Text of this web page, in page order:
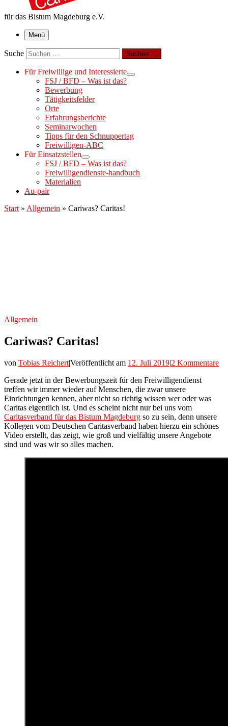
für das Bistum Magdeburg e.V.
Menü
Suche Suchen …
Für Freiwillige und Interessierte
FSJ / BFD – Was ist das?
Bewerbung
Tätigkeitsfelder
Orte
Erfahrungsberichte
Seminarwochen
Tipps für den Schnuppertag
Freiwilligen-ABC
Für Einsatzstellen
FSJ / BFD – Was ist das?
Freiwilligendienste-handbuch
Materialien
Au-pair
Start » Allgemein » Cariwas? Caritas!
Allgemein
Cariwas? Caritas!
von Tobias Reichert|Veröffentlicht am 12. Juli 2019|2 Kommentare
Gerade jetzt in der Bewerbungszeit für den Freiwilligendienst
treffen wir immer wieder auf Menschen, die zwar unsere
Einrichtungen kennen, aber nicht so richtig wissen wer oder was
Caritas eigentlich ist. Und es scheint nicht nur bei uns vom
Caritasverband für das Bistum Magdeburg so zu sein, denn unsere
Kollegen vom Deutschen Caritasverband haben hierzu ein schönes
Video erstellt, das zeigt, wie groß und vielfältig unsere Angebote
sind und was wir so alles machen.